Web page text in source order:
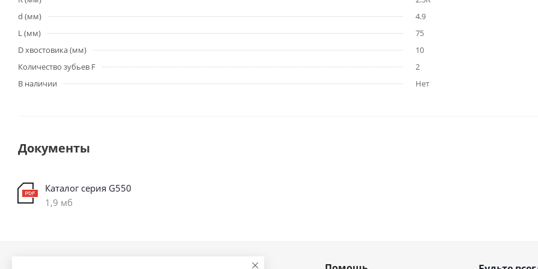
d (мм)
4.9
L (мм)
75
D хвостовика (мм)
10
Количество зубьев F
2
В наличии
Нет
Документы
Каталог серия G550
1,9 мб